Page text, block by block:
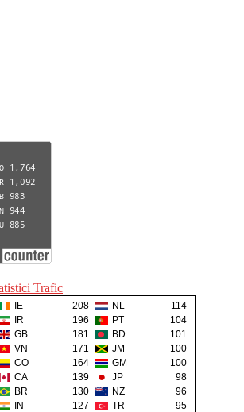
IE 208 NL
114
IR 196 PT
104
GB 181 BD
101
VN 171 JM
100
CO 164 GM
100
CA 139 JP
98
BR 130 NZ
96
IN 127 TR
95